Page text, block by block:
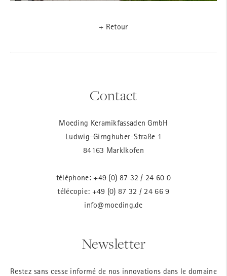
+ Retour
Contact
Moeding Keramikfassaden GmbH
Ludwig-Girnghuber-Straße 1
84163 Marklkofen
téléphone: +49 (0) 87 32 / 24 60 0
télécopie: +49 (0) 87 32 / 24 66 9
info@moeding.de
Newsletter
Restez sans cesse informé de nos innovations dans le domaine